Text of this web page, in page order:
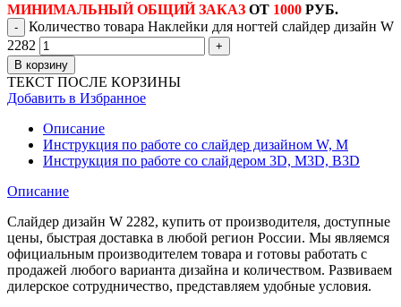
МИНИМАЛЬНЫЙ ОБЩИЙ ЗАКАЗ ОТ 1000 РУБ.
Количество товара Наклейки для ногтей слайдер дизайн W
2282
В корзину
ТЕКСТ ПОСЛЕ КОРЗИНЫ
Добавить в Избранное
Описание
Инструкция по работе со слайдер дизайном W, M
Инструкция по работе со слайдером 3D, М3D, B3D
Описание
Слайдер дизайн W 2282, купить от производителя, доступные
цены, быстрая доставка в любой регион России. Мы являемся
официальным производителем товара и готовы работать с
продажей любого варианта дизайна и количеством. Развиваем
дилерское сотрудничество, представляем удобные условия.